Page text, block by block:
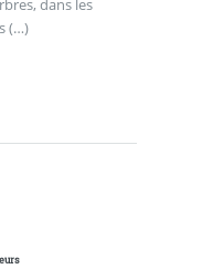
dans les
(…)